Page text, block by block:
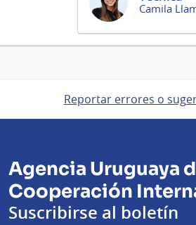
Camila
Reportar errores o
Agencia Uruguaya
Cooperación
Suscribirse al boletín